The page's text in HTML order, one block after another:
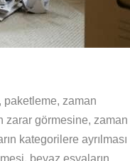
paketleme, zaman
zarar görmesine, zaman
kategorilere ayrılması
beyaz eşyaların